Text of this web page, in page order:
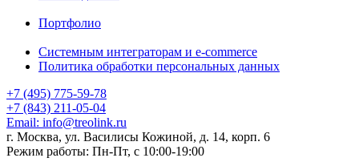
Портфолио
Системным интеграторам и e-commerce
Политика обработки персональных данных
+7 (495) 775-59-78
+7 (843) 211-05-04
Email: info@treolink.ru
г. Москва, ул. Василисы Кожиной, д. 14, корп. 6
Режим работы: Пн-Пт, с 10:00-19:00